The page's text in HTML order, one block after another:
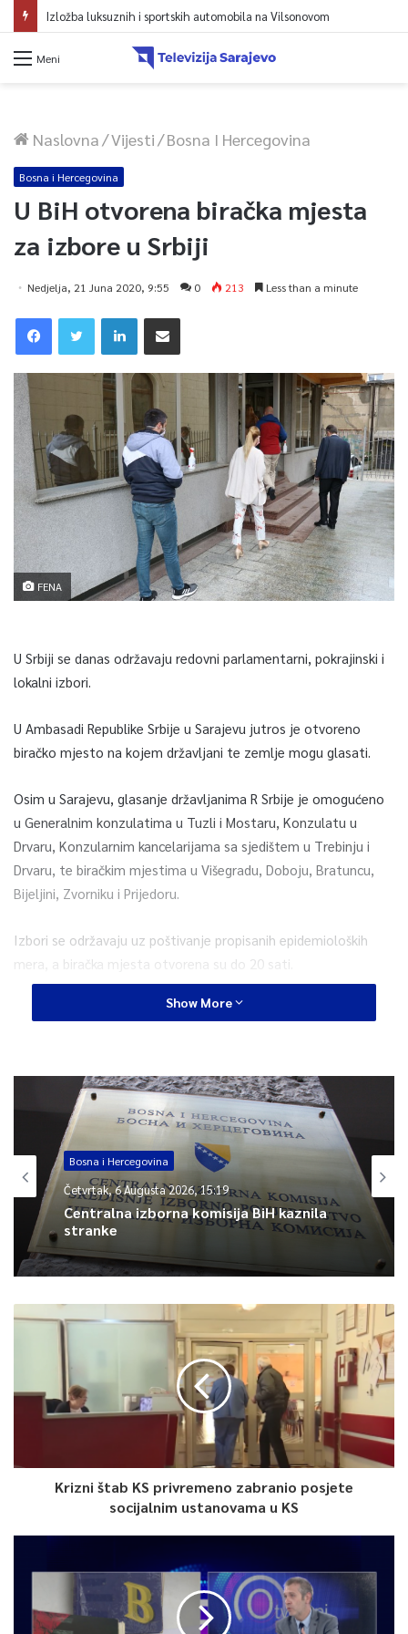
Izložba luksuznih i sportskih automobila na Vilsonovom
Meni
Naslovna/Vijesti/Bosna I Hercegovina
Bosna i Hercegovina
U BiH otvorena biračka mjesta
za izbore u Srbiji
Nedjelja, 21 Juna 2020, 9:55 0 213 Less than a minute
FENA
U Srbiji se danas održavaju redovni parlamentarni, pokrajinski i
lokalni izbori.
U Ambasadi Republike Srbije u Sarajevu jutros je otvoreno
biračko mjesto na kojem državljani te zemlje mogu glasati.
Osim u Sarajevu, glasanje državljanima R Srbije je omogućeno
u Generalnim konzulatima u Tuzli i Mostaru, Konzulatu u
Drvaru, Konzularnim kancelarijama sa sjedištem u Trebinju i
Drvaru, te biračkim mjestima u Višegradu, Doboju, Bratuncu,
Bijeljini, Zvorniku i Prijedoru.
Izbori se održavaju uz poštivanje propisanih epidemioloških
mera, a biračka mjesta otvorena su do 20 sati.
Glasači mogu birati između ukupno 21 stranke, koalicije ili liste,
0
Article Rating
Show More
Bosna i Hercegovina
Četvrtak, 6 Augusta 2026, 15:19
Centralna izborna komisija BiH kaznila
stranke
Krizni štab KS privremeno zabranio posjete
socijalnim ustanovama u KS